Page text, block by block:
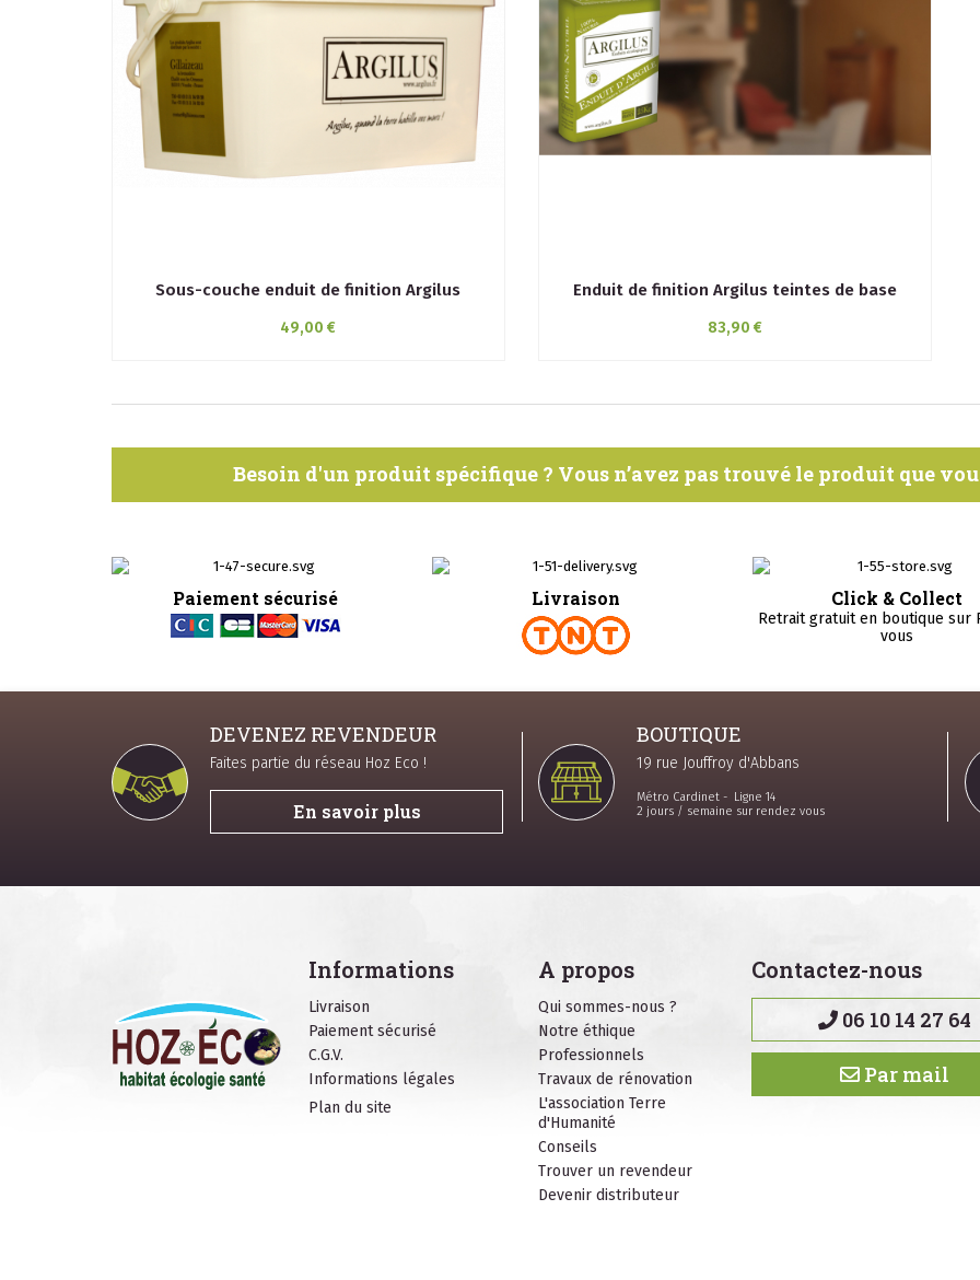
Sous-couche enduit de finition Argilus
49,00 €
Enduit de finition Argilus teintes de base
83,90 €
Besoin d'un produit spécifique ? Vous n’avez pas trouvé le produit que
Paiement sécurisé Livraison Click & Collect
Retrait gratuit en boutique sur
vous
DEVENEZ REVENDEUR
Faites partie du réseau Hoz Eco !
En savoir plus
BOUTIQUE
19 rue Jouffroy d'Abbans
Métro Cardinet - Ligne 14
2 jours / semaine sur rendez vous
Informations
Livraison
Paiement sécurisé
C.G.V.
Informations légales
Plan du site
A propos
Qui sommes-nous ?
Notre éthique
Professionnels
Travaux de rénovation
L'association Terre
d'Humanité
Conseils
Trouver un revendeur
Devenir distributeur
Contactez-nous
06 10 14 27 64
Par mail